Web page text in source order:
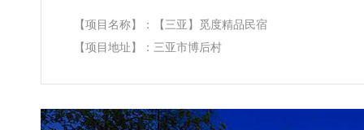
【项目名称】：【三亚】觅度精品民宿
【项目地址】：三亚市博后村